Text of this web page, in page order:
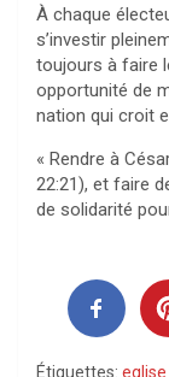
À chaque
s’investir
toujours à faire
opportunité de
nation qui croit
« Rendre à
22:21), et faire
de solidarité
Étiquettes: